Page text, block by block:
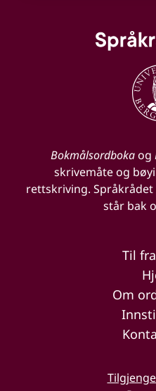
Bokmålsordbokaog
skrivemåte og
rettskriving.
står bak
Til
Om